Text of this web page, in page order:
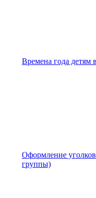
Времена года детям
Оформление
группы)